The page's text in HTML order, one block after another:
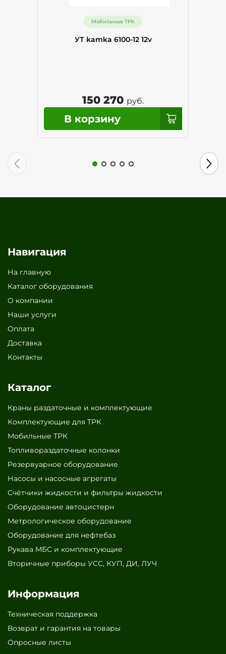
Мобильные ТРК
УТ kamka 6100-12 12v
150 270 руб.
Навигация
На главную
Каталог оборудования
О компании
Наши услуги
Оплата
Доставка
Контакты
Каталог
Краны раздаточные и комплектующие
Комплектующие для ТРК
Мобильные ТРК
Топливораздаточные колонки
Резервуарное оборудование
Насосы и насосные агрегаты
Счётчики жидкости и фильтры жидкости
Оборудование автоцистерн
Метрологическое оборудование
Оборудование для нефтебаз
Рукава МБС и комплектующие
Вторичные приборы УСС, КУП, ДИ, ЛУЧ
Информация
Техническая поддержка
Возврат и гарантия на товары
Опросные листы